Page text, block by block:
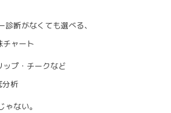
診断がなくても選べる、
チャート
プ・チークなど
分析
ゃない。